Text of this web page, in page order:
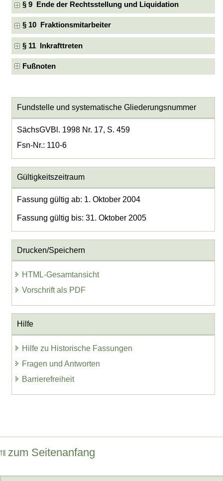
§ 9 Ende der Rechtsstellung und Liquidation
§ 10 Fraktionsmitarbeiter
§ 11 Inkrafttreten
Fußnoten
Fundstelle und systematische Gliederungsnummer
SächsGVBl. 1998 Nr. 17, S. 459
Fsn-Nr.: 110-6
Gültigkeitszeitraum
Fassung gültig ab: 1. Oktober 2004
Fassung gültig bis: 31. Oktober 2005
Drucken/Speichern
HTML-Gesamtansicht
Vorschrift als PDF
Hilfe
Hilfe zu Historische Fassungen
Fragen und Antworten
Barrierefreiheit
zum Seitenanfang